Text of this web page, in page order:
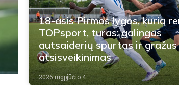
18-asis Pirmos lygos, kurią
TOPsport, turas: galingas
autsaiderių spurtas ir gražus
atsisveikinimas
2026 rugpjūčio 4